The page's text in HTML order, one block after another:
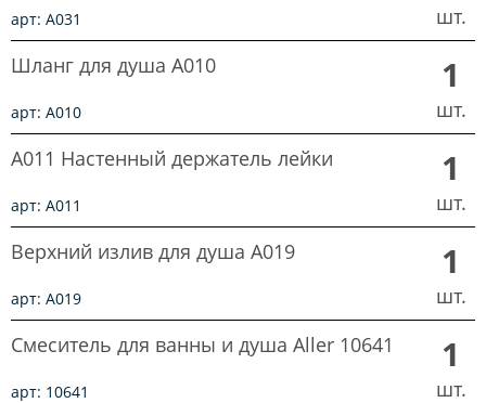
арт: A031
шт.
Шланг для душа A010
арт: A010
1
шт.
A011 Настенный держатель лейки
арт: A011
1
шт.
Верхний излив для душа A019
арт: A019
1
шт.
Смеситель для ванны и душа Aller 10641
арт: 10641
1
шт.